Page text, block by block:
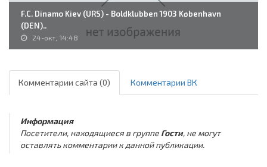
F.C. Dinamo Kiev (URS) - Boldklubben 1903 København
(DEN)..
24-окт, 14:48
Комментарии сайта (0) Комментарии ВК
Информация
Посетители, находящиеся в группе Гости, не могут
оставлять комментарии к данной публикации.